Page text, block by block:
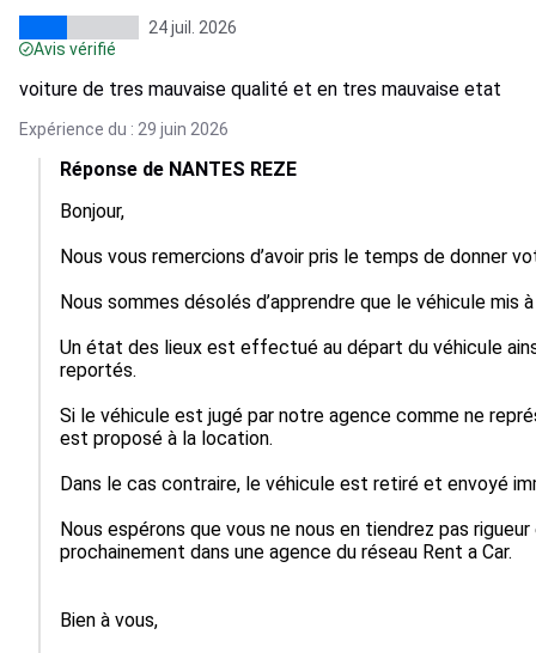
24 juil. 2026
Avis vérifié
voiture de tres mauvaise qualité et en tres mauvaise etat
Expérience du : 29 juin 2026
Réponse de NANTES REZE
Bonjour,
Nous vous remercions d’avoir pris le temps de donner
Nous sommes désolés d’apprendre que le véhicule mis
Un état des lieux est effectué au départ du véhicule
reportés.
Si le véhicule est jugé par notre agence comme ne
est proposé à la location.
Dans le cas contraire, le véhicule est retiré et envoyé
Nous espérons que vous ne nous en tiendrez pas
prochainement dans une agence du réseau Rent a Car.
Bien à vous,